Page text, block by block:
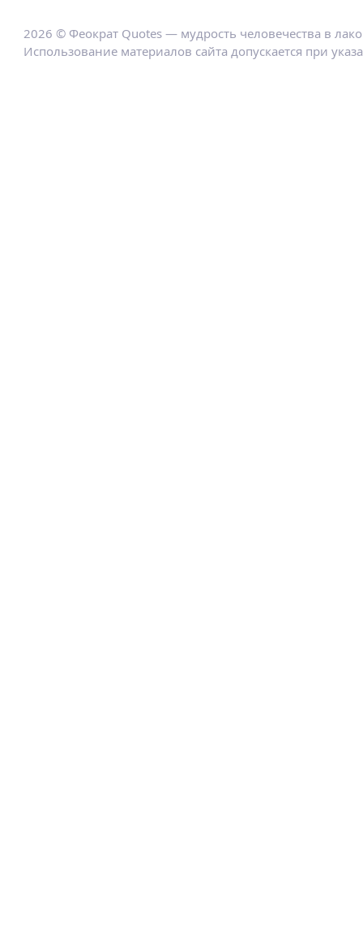
2026 © Феократ Quotes — мудрость человечества в
Использование материалов сайта допускается при